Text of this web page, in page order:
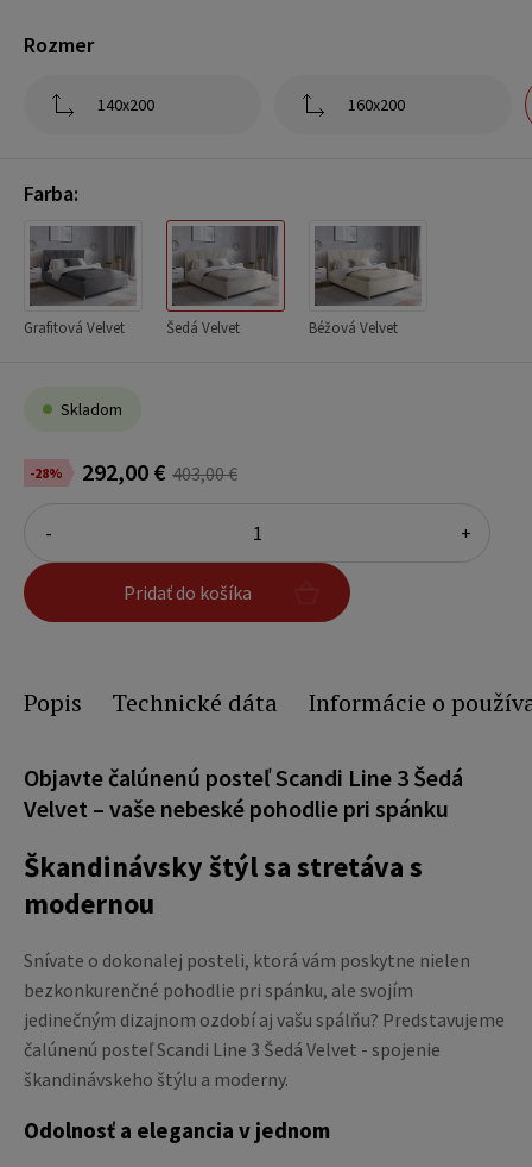
Rozmer
140x200 160x200
Farba:
Grafitová Velvet Šedá Velvet Béžová Velvet
Skladom
-28% 292,00 € 403,00 €
- +
Pridať do košíka
Popis Technické dáta Informácie o
Objavte čalúnenú posteľ Scandi Line 3 Šedá
Velvet – vaše nebeské pohodlie pri spánku
Škandinávsky štýl sa stretáva s
modernou
Snívate o dokonalej posteli, ktorá vám poskytne nielen
bezkonkurenčné pohodlie pri spánku, ale svojím
jedinečným dizajnom ozdobí aj vašu spálňu? Predstavujeme
čalúnenú posteľ Scandi Line 3 Šedá Velvet - spojenie
škandinávskeho štýlu a moderny.
Odolnosť a elegancia v jednom